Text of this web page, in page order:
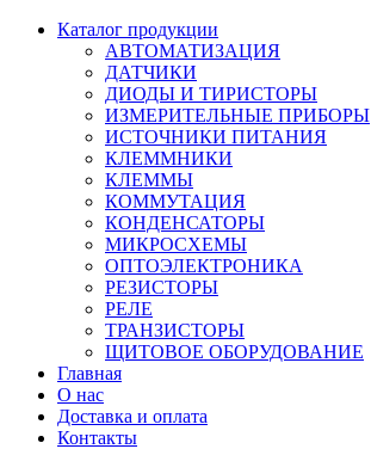
Каталог продукции
АВТОМАТИЗАЦИЯ
ДАТЧИКИ
ДИОДЫ И ТИРИСТОРЫ
ИЗМЕРИТЕЛЬНЫЕ ПРИБОРЫ
ИСТОЧНИКИ ПИТАНИЯ
КЛЕММНИКИ
КЛЕММЫ
КОММУТАЦИЯ
КОНДЕНСАТОРЫ
МИКРОСХЕМЫ
ОПТОЭЛЕКТРОНИКА
РЕЗИСТОРЫ
РЕЛЕ
ТРАНЗИСТОРЫ
ЩИТОВОЕ ОБОРУДОВАНИЕ
Главная
О нас
Доставка и оплата
Контакты